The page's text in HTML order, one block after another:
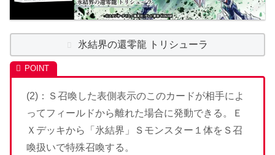
氷結界の還零龍 トリシューラ
(2)：Ｓ召喚した表側表示のこのカードが相手によ
ってフィールドから離れた場合に発動できる。Ｅ
Ｘデッキから「氷結界」Ｓモンスター１体をＳ召
喚扱いで特殊召喚する。